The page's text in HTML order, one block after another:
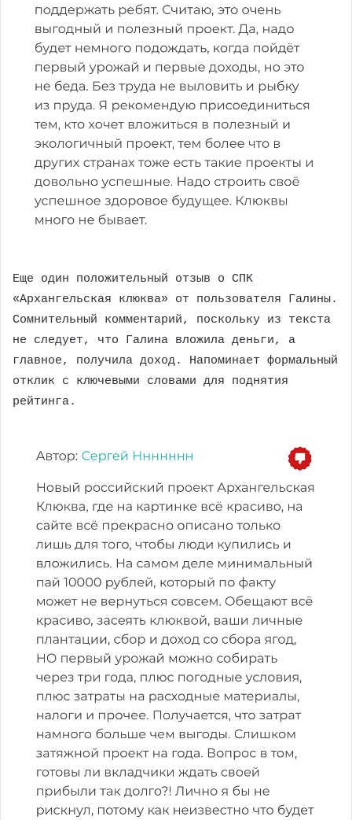
Еще один положительный отзыв о СПК
«Архангельская клюква» от пользователя Галины.
Сомнительный комментарий, поскольку из текста
не следует, что Галина вложила деньги, а
главное, получила доход. Напоминает формальный
отклик с ключевыми словами для поднятия
рейтинга.